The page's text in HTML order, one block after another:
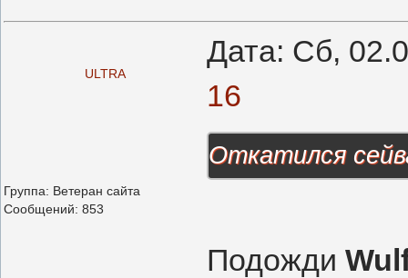
ULTRA
Дата: Сб,
16
Группа: Ветеран сайта
Сообщений: 853
Откатился
Подожди